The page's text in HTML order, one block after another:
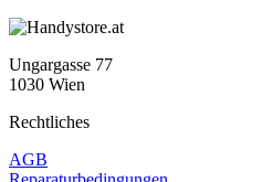
Ungargasse 77
1030 Wien
Rechtliches
AGB